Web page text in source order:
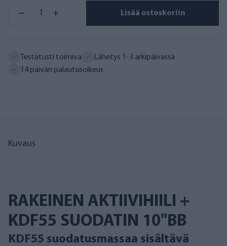
Lisää ostoskoriin
Testatusti toimiva
Lähetys 1-3 arkipäivässä
14 päivän palautusoikeus
Kuvaus
RAKEINEN AKTIIVIHIILI +
KDF55 SUODATIN 10"BB
KDF55 suodatusmassaa sisältävä